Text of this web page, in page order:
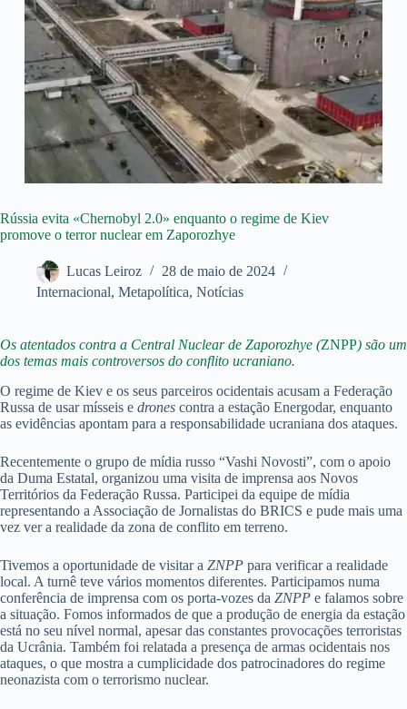
Rússia evita «Chernobyl 2.0» enquanto o regime de Kiev
promove o terror nuclear em Zaporozhye
Lucas Leiroz
28 de maio de 2024
Internacional, Metapolítica, Notícias
Os atentados contra a Central Nuclear de Zaporozhye (ZNPP) são um
dos temas mais controversos do conflito ucraniano.
O regime de Kiev e os seus parceiros ocidentais acusam a Federação
Russa de usar mísseis e drones contra a estação Energodar, enquanto
as evidências apontam para a responsabilidade ucraniana dos ataques.
Recentemente o grupo de mídia russo “Vashi Novosti”, com o apoio
da Duma Estatal, organizou uma visita de imprensa aos Novos
Territórios da Federação Russa. Participei da equipe de mídia
representando a Associação de Jornalistas do BRICS e pude mais uma
vez ver a realidade da zona de conflito em terreno.
Tivemos a oportunidade de visitar a ZNPP para verificar a realidade
local. A turnê teve vários momentos diferentes. Participamos numa
conferência de imprensa com os porta-vozes da ZNPP e falamos sobre
a situação. Fomos informados de que a produção de energia da estação
está no seu nível normal, apesar das constantes provocações terroristas
da Ucrânia. Também foi relatada a presença de armas ocidentais nos
ataques, o que mostra a cumplicidade dos patrocinadores do regime
neonazista com o terrorismo nuclear.